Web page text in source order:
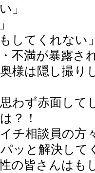
」
もしてくれな
不満が暴露さ
様は隠し撮り
わず赤面して
？！
チ相談員の方
ッと解決して
の皆さんはも